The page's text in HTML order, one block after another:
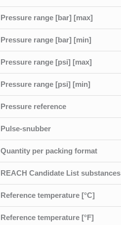
Pressure range [bar] [max]
Pressure range [bar] [min]
Pressure range [psi] [max]
Pressure range [psi] [min]
Pressure reference
Pulse-snubber
Quantity per packing format
REACH Candidate List substances
Reference temperature [°C]
Reference temperature [°F]